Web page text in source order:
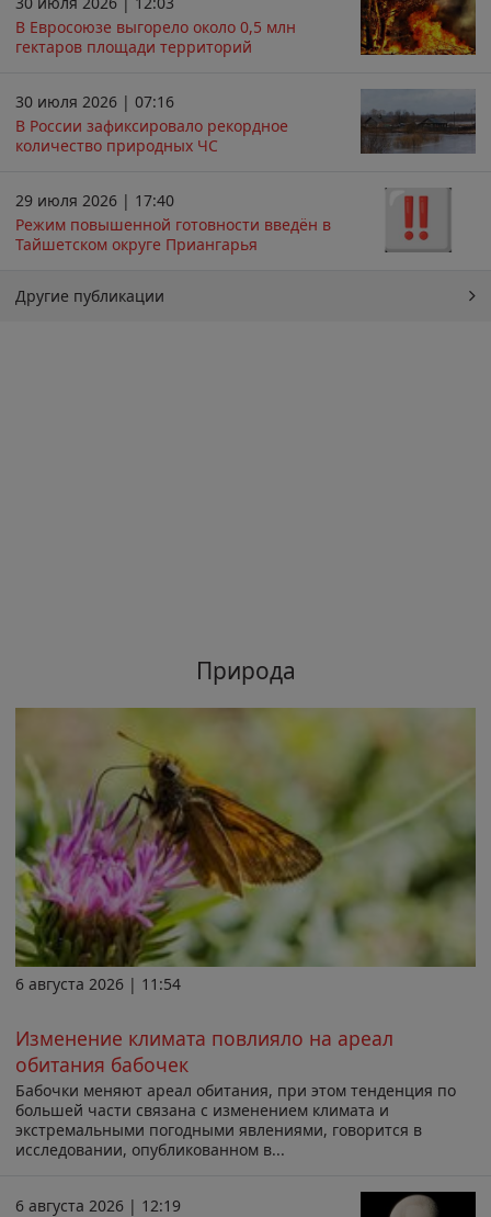
В Евросоюзе выгорело около 0,5 млн
гектаров площади территорий
30 июля 2026 | 07:16
В России зафиксировало рекордное
количество природных ЧС
29 июля 2026 | 17:40
Режим повышенной готовности введён в
Тайшетском округе Приангарья
Другие публикации
Природа
6 августа 2026 | 11:54
Изменение климата повлияло на ареал
обитания бабочек
Бабочки меняют ареал обитания, при этом тенденция по
большей части связана с изменением климата и
экстремальными погодными явлениями, говорится в
исследовании, опубликованном в...
6 августа 2026 | 12:19